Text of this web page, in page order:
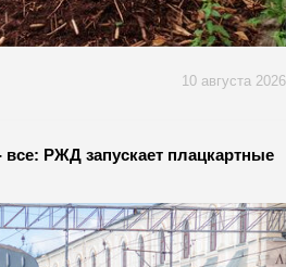
10 августа 2026
РЖД запускает плацкартные